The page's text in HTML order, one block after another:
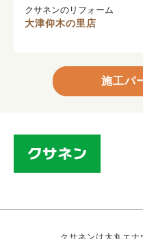
クサネンのリフォーム
大津仰木の里店
施工パ
クサネンは大丸エ